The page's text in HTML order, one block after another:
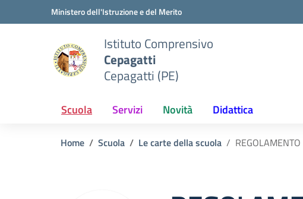
Vai ai contenuti
Vai al menu di navigazioneMinistero dell'Istruzione e del Merito
Istituto Comprensivo
Cepagatti
Cepagatti (PE)
Scuola Servizi Novità Didattica
Home Scuola Le carte della scuola